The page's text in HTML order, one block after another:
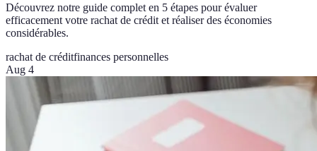
Découvrez notre guide complet en 5 étapes pour évaluer
efficacement votre rachat de crédit et réaliser des économies
considérables.
rachat de créditfinances personnelles
Aug 4